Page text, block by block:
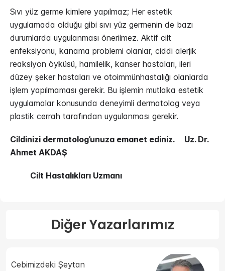
Sıvı yüz germe kimlere yapılmaz; Her estetik
uygulamada olduğu gibi sıvı yüz germenin de bazı
durumlarda uygulanması önerilmez. Aktif cilt
enfeksiyonu, kanama problemi olanlar, ciddi alerjik
reaksiyon öyküsü, hamilelik, kanser hastaları, ileri
düzey şeker hastaları ve otoimmünhastalığı olanlarda
işlem yapılmaması gerekir. Bu işlemin mutlaka estetik
uygulamalar konusunda deneyimli dermatolog veya
plastik cerrah tarafından uygulanması gerekir.
Cildinizi dermatolog’unuza emanet ediniz. Uz. Dr.
Ahmet AKDAŞ
Cilt Hastalıkları Uzmanı
Diğer Yazarlarımız
Cebimizdeki Şeytan